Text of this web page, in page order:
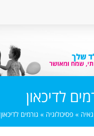
לדיכאון
» פסיכולוגיה » גורמים לדיכאון